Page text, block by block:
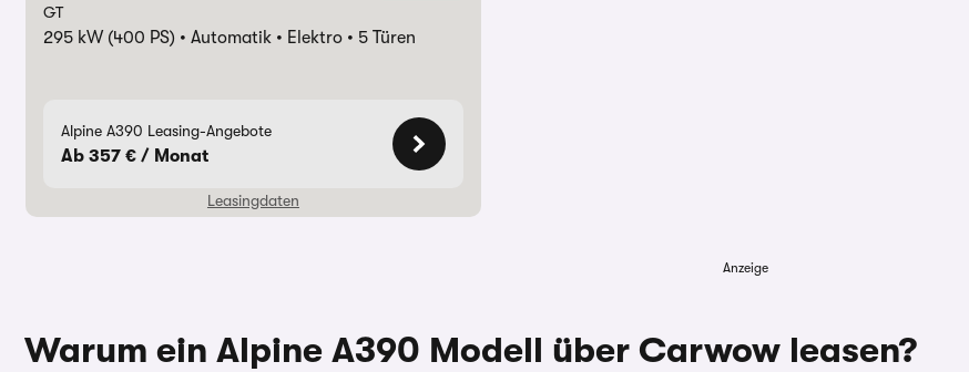
GT
295 kW (400 PS) Automatik Elektro 5 Türen
Alpine A390 Leasing-Angebote
Ab 357 € / Monat
Leasingdaten
60 Monate Jährliche Fahrleistung 10.000 km
Anzeige
Warum ein Alpine A390 Modell über Carwow leasen?